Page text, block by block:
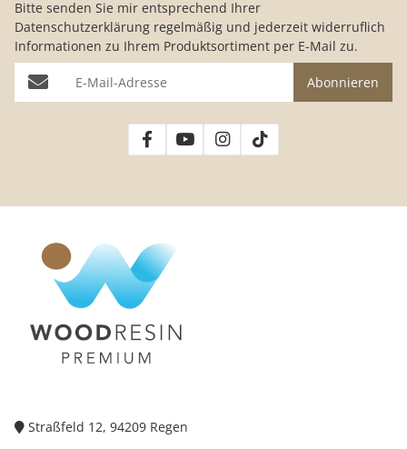
Bitte senden Sie mir entsprechend Ihrer
Datenschutzerklärung regelmäßig und jederzeit widerruflich
Informationen zu Ihrem Produktsortiment per E-Mail zu.
E-Mail-Adresse Abonnieren
Straßfeld 12, 94209 Regen